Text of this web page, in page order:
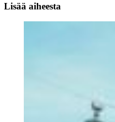
Lisää aiheesta